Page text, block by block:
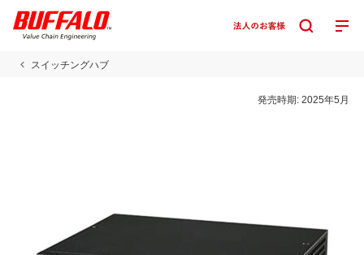
スイッチングハブ
発売時期:2025年5月